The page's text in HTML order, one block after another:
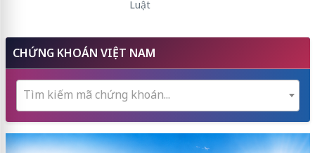
Luật
CHỨNG KHOÁN VIỆT NAM
Tìm kiếm mã chứng khoán...